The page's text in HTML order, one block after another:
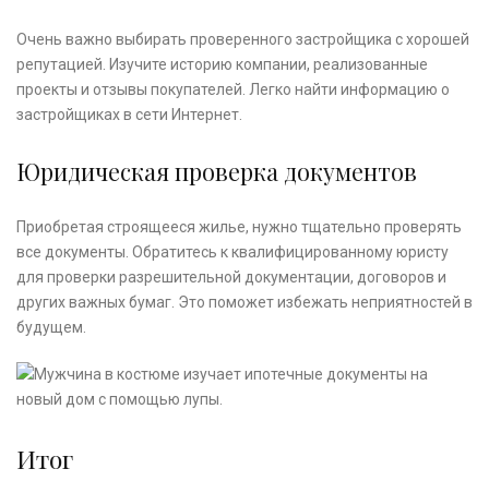
Очень важно выбирать проверенного застройщика с хорошей
репутацией. Изучите историю компании, реализованные
проекты и отзывы покупателей. Легко найти информацию о
застройщиках в сети Интернет.
Юридическая проверка документов
Приобретая строящееся жилье, нужно тщательно проверять
все документы. Обратитесь к квалифицированному юристу
для проверки разрешительной документации, договоров и
других важных бумаг. Это поможет избежать неприятностей в
будущем.
Итог